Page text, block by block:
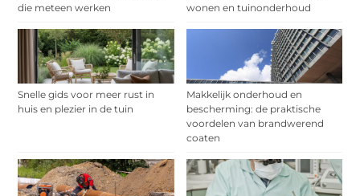
die meteen werken
wonen en tuinonderhoud
Snelle gids voor meer rust in
huis en plezier in de tuin
Makkelijk onderhoud en
bescherming: de praktische
voordelen van brandwerend
coaten